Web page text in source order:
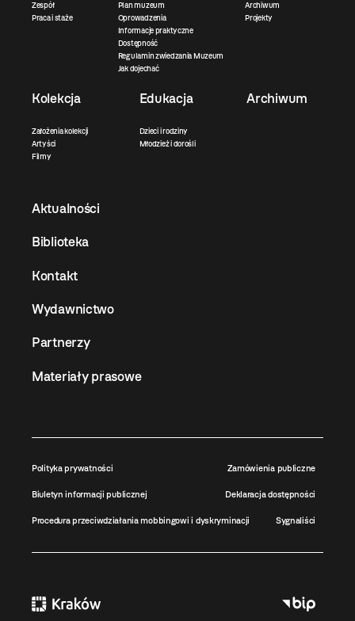
Zespół
Praca i staże
Plan muzeum
Oprowadzenia
Informacje praktyczne
Dostępność
Regulamin zwiedzania Muzeum
Jak dojechać
Archiwum
Projekty
Kolekcja
Założenia kolekcji
Artyści
Filmy
Edukacja
Dzieci i rodziny
Młodzież i dorośli
Archiwum
Aktualności
Biblioteka
Kontakt
Wydawnictwo
Partnerzy
Materiały prasowe
Polityka prywatności Zamówienia publiczne
Biuletyn informacji publicznej Deklaracja dostępności
Procedura przeciwdziałania mobbingowi i dyskryminacji Sygnaliści